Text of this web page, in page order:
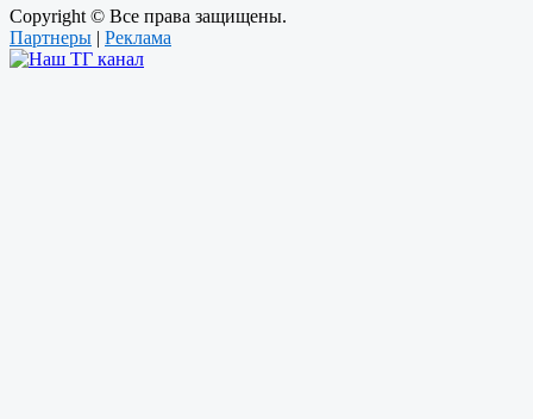
Copyright © Все права защищены.
Партнеры | Реклама